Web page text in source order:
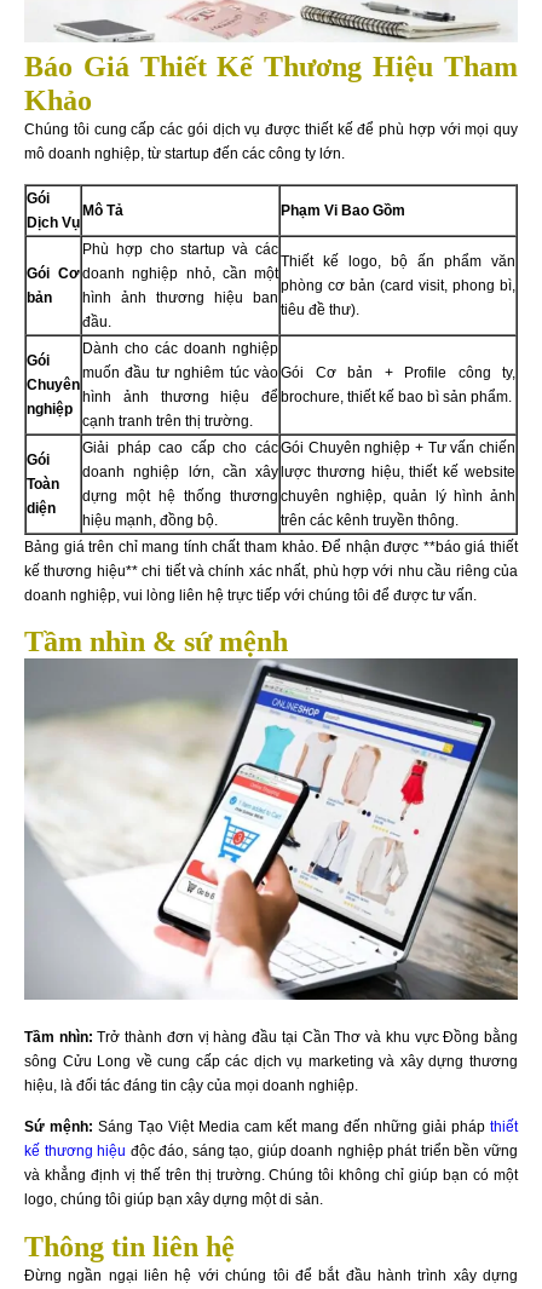
Báo Giá Thiết Kế Thương Hiệu Tham
Khảo
Chúng tôi cung cấp các gói dịch vụ được thiết kế để phù hợp với mọi quy
mô doanh nghiệp, từ startup đến các công ty lớn.
Gói
Dịch Vụ
Mô Tả Phạm Vi Bao Gồm
Gói Cơ
bản
Phù hợp cho startup và các
doanh nghiệp nhỏ, cần một
hình ảnh thương hiệu ban
đầu.
Thiết kế logo, bộ ấn phẩm văn
phòng cơ bản (card visit, phong bì,
tiêu đề thư).
Gói
Chuyên
nghiệp
Dành cho các doanh nghiệp
muốn đầu tư nghiêm túc vào
hình ảnh thương hiệu để
cạnh tranh trên thị trường.
Gói Cơ bản + Profile công ty,
brochure, thiết kế bao bì sản phẩm.
Gói
Toàn
diện
Giải pháp cao cấp cho các
doanh nghiệp lớn, cần xây
dựng một hệ thống thương
hiệu mạnh, đồng bộ.
Gói Chuyên nghiệp + Tư vấn chiến
lược thương hiệu, thiết kế website
chuyên nghiệp, quản lý hình ảnh
trên các kênh truyền thông.
Bảng giá trên chỉ mang tính chất tham khảo. Để nhận được **báo giá thiết
kế thương hiệu** chi tiết và chính xác nhất, phù hợp với nhu cầu riêng của
doanh nghiệp, vui lòng liên hệ trực tiếp với chúng tôi để được tư vấn.
Tầm nhìn & sứ mệnh
Tầm nhìn: Trở thành đơn vị hàng đầu tại Cần Thơ và khu vực Đồng bằng
sông Cửu Long về cung cấp các dịch vụ marketing và xây dựng thương
hiệu, là đối tác đáng tin cậy của mọi doanh nghiệp.
Sứ mệnh: Sáng Tạo Việt Media cam kết mang đến những giải pháp thiết
kế thương hiệu độc đáo, sáng tạo, giúp doanh nghiệp phát triển bền vững
và khẳng định vị thế trên thị trường. Chúng tôi không chỉ giúp bạn có một
logo, chúng tôi giúp bạn xây dựng một di sản.
Thông tin liên hệ
Đừng ngần ngại liên hệ với chúng tôi để bắt đầu hành trình xây dựng